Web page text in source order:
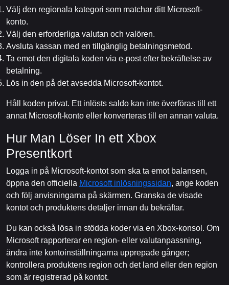
Välj den regionala kategori som matchar ditt Microsoft-
konto.
Välj den erforderliga valutan och valören.
Avsluta kassan med en tillgänglig betalningsmetod.
Ta emot den digitala koden via e-post efter bekräftelse av
betalning.
Lös in den på det avsedda Microsoft-kontot.
Håll koden privat. Ett inlösts saldo kan inte överföras till ett
annat Microsoft-konto eller konverteras till en annan valuta.
Hur Man Löser In ett Xbox
Presentkort
Logga in på Microsoft-kontot som ska ta emot balansen,
öppna den officiella Microsoft inlösningssidan, ange koden
och följ anvisningarna på skärmen. Granska de visade
kontot och produktens detaljer innan du bekräftar.
Du kan också lösa in stödda koder via en Xbox-konsol. Om
Microsoft rapporterar en region- eller valutanpassning,
ändra inte kontoinställningarna upprepade gånger;
kontrollera produktens region och det land eller den region
som är registrerad på kontot.